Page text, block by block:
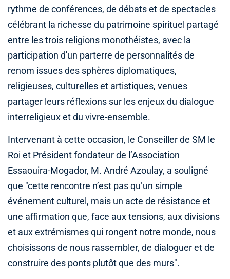
rythme de conférences, de débats et de spectacles
célébrant la richesse du patrimoine spirituel partagé
entre les trois religions monothéistes, avec la
participation d'un parterre de personnalités de
renom issues des sphères diplomatiques,
religieuses, culturelles et artistiques, venues
partager leurs réflexions sur les enjeux du dialogue
interreligieux et du vivre-ensemble.
Intervenant à cette occasion, le Conseiller de SM le
Roi et Président fondateur de l’Association
Essaouira-Mogador, M. André Azoulay, a souligné
que "cette rencontre n’est pas qu’un simple
événement culturel, mais un acte de résistance et
une affirmation que, face aux tensions, aux divisions
et aux extrémismes qui rongent notre monde, nous
choisissons de nous rassembler, de dialoguer et de
construire des ponts plutôt que des murs".